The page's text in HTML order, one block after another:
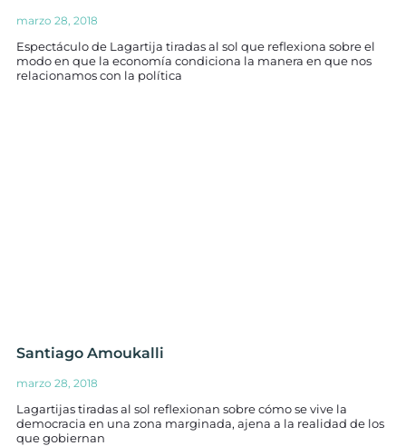
marzo 28, 2018
Espectáculo de Lagartija tiradas al sol que reflexiona sobre el
modo en que la economía condiciona la manera en que nos
relacionamos con la política
Santiago Amoukalli
marzo 28, 2018
Lagartijas tiradas al sol reflexionan sobre cómo se vive la
democracia en una zona marginada, ajena a la realidad de los
que gobiernan